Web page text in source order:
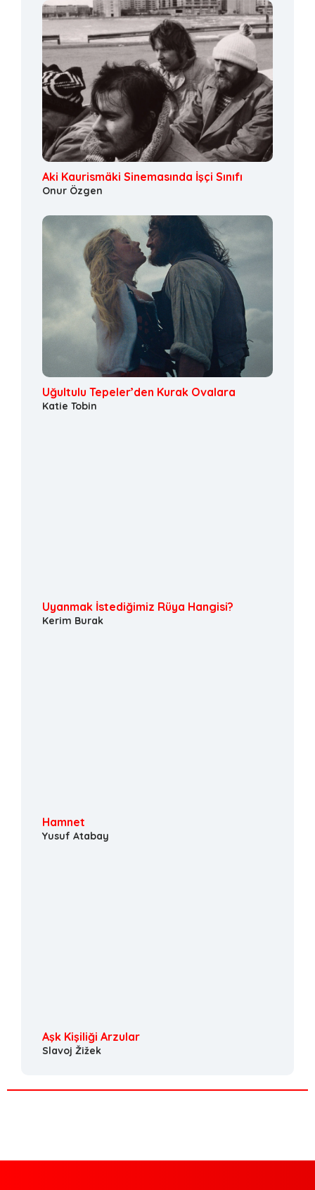
Aki Kaurismäki Sinemasında İşçi Sınıfı
Onur Özgen
Uğultulu Tepeler’den Kurak Ovalara
Katie Tobin
Uyanmak İstediğimiz Rüya Hangisi?
Kerim Burak
Hamnet
Yusuf Atabay
Aşk Kişiliği Arzular
Slavoj Žižek